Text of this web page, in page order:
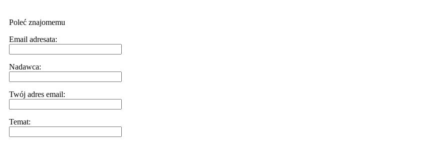
Poleć znajomemu
Email adresata:
Nadawca:
Twój adres email:
Temat: